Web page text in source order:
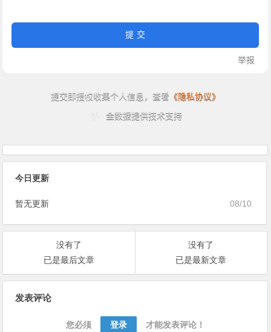
今日更新
08/10
暂无更新
没有了
已是最后文章
没有了
已是最新文章
发表评论
您必须 登录 才能发表评论！